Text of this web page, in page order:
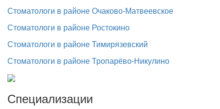
Стоматологи в районе Очаково-Матвеевское
Стоматологи в районе Ростокино
Стоматологи в районе Тимирязевский
Стоматологи в районе Тропарёво-Никулино
Специализации